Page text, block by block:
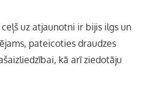
uz atjaunotni ir bijis ilgs un
pateicoties draudzes
kā arī ziedotāju